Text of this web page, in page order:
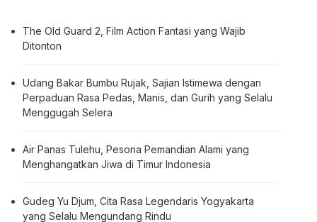
The Old Guard 2, Film Action Fantasi yang Wajib
Ditonton
Udang Bakar Bumbu Rujak, Sajian Istimewa dengan
Perpaduan Rasa Pedas, Manis, dan Gurih yang Selalu
Menggugah Selera
Air Panas Tulehu, Pesona Pemandian Alami yang
Menghangatkan Jiwa di Timur Indonesia
Gudeg Yu Djum, Cita Rasa Legendaris Yogyakarta
yang Selalu Mengundang Rindu